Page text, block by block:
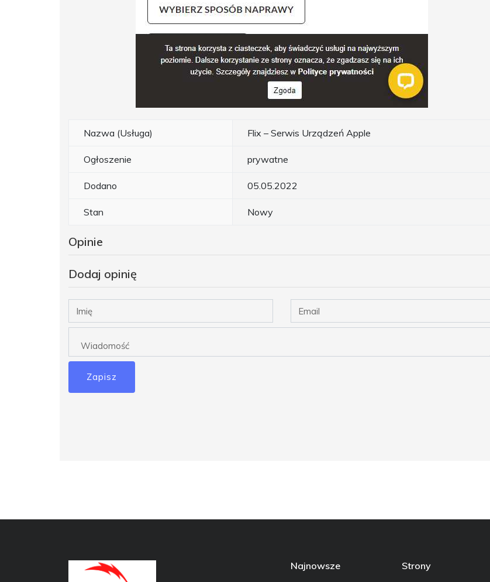
Nazwa (Usługa) Flix – Serwis Urządzeń Apple
Ogłoszenie prywatne
Dodano 05.05.2022
Stan Nowy
Opinie
Dodaj opinię
Zapisz
Najnowsze Strony